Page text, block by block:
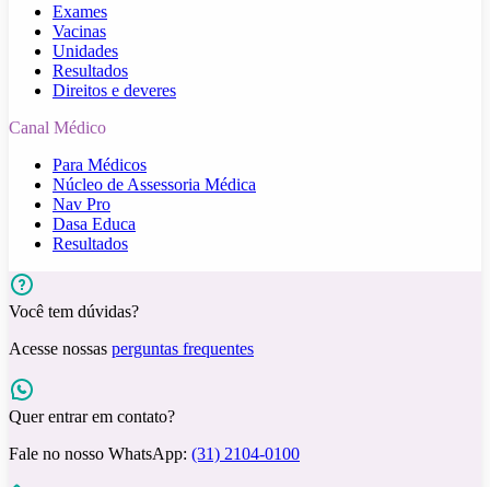
Exames
Vacinas
Unidades
Resultados
Direitos e deveres
Canal Médico
Para Médicos
Núcleo de Assessoria Médica
Nav Pro
Dasa Educa
Resultados
Você tem dúvidas?
Acesse nossas perguntas frequentes
Quer entrar em contato?
Fale no nosso WhatsApp: (31) 2104-0100